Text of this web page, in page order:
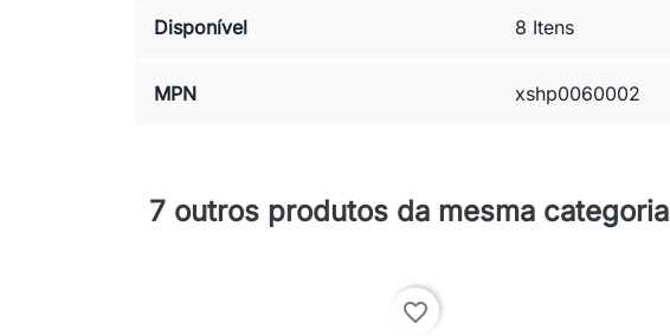
Disponível 8 Itens
MPN xshp0060002
7 outros produtos da mesma categoria
favorite_border